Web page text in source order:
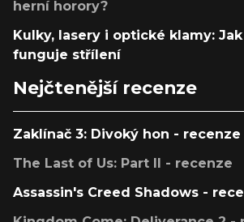
herní horory?
Kulky, lasery i optické klamy:
funguje střílení
Nejčtenější recenze
Zaklínač 3: Divoký hon - recenze
The Last of Us: Part II - recenze
Assassin's Creed Shadows -